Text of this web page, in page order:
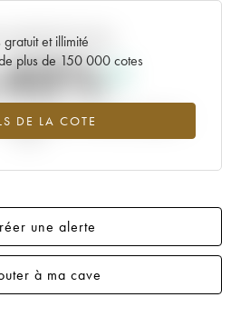
et illimité
plus de 150 000 cotes
DE LA COTE
actuelle de la cote
1996 en 2026 par rapport à
une alerte
à ma cave